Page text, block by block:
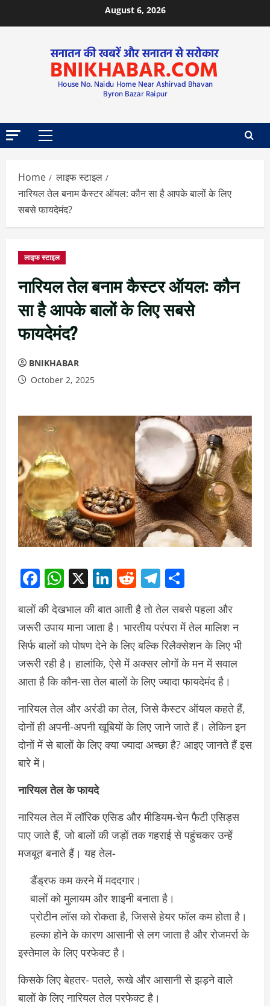
August 6, 2026
Home
लाइफ स्टाइल
नारियल तेल बनाम कैस्टर ऑयल: कौन सा है आपके बालों के लिए
सबसे फायदेमंद?
लाइफ स्टाइल
नारियल तेल बनाम कैस्टर ऑयल: कौन
सा है आपके बालों के लिए सबसे
फायदेमंद?
BNIKHABAR
October 2, 2025
Facebook
WhatsApp
X LinkedIn
RedditTelegram
बालों की देखभाल की बात आती है तो तेल सबसे पहला और
जरूरी उपाय माना जाता है। भारतीय परंपरा में तेल मालिश न
सिर्फ बालों को पोषण देने के लिए बल्कि रिलैक्सेशन के लिए भी
जरूरी रही है। हालांकि, ऐसे में अक्सर लोगों के मन में सवाल
आता है कि कौन-सा तेल बालों के लिए ज्यादा फायदेमंद है।
नारियल तेल और अरंडी का तेल, जिसे कैस्टर ऑयल कहते हैं,
दोनों ही अपनी-अपनी खूबियों के लिए जाने जाते हैं। लेकिन इन
दोनों में से बालों के लिए क्या ज्यादा अच्छा है? आइए जानते हैं इस
बारे में।
नारियल तेल के फायदे
नारियल तेल में लॉरिक एसिड और मीडियम-चेन फैटी एसिड्स
पाए जाते हैं, जो बालों की जड़ों तक गहराई से पहुंचकर उन्हें
मजबूत बनाते हैं। यह तेल-
डैंड्रफ कम करने में मददगार।
बालों को मुलायम और शाइनी बनाता है।
प्रोटीन लॉस को रोकता है, जिससे हेयर फॉल कम होता है।
हल्का होने के कारण आसानी से लग जाता है और रोजमर्रा के
इस्तेमाल के लिए परफेक्ट है।
किसके लिए बेहतर- पतले, रूखे और आसानी से झड़ने वाले
बालों के लिए नारियल तेल परफेक्ट है।